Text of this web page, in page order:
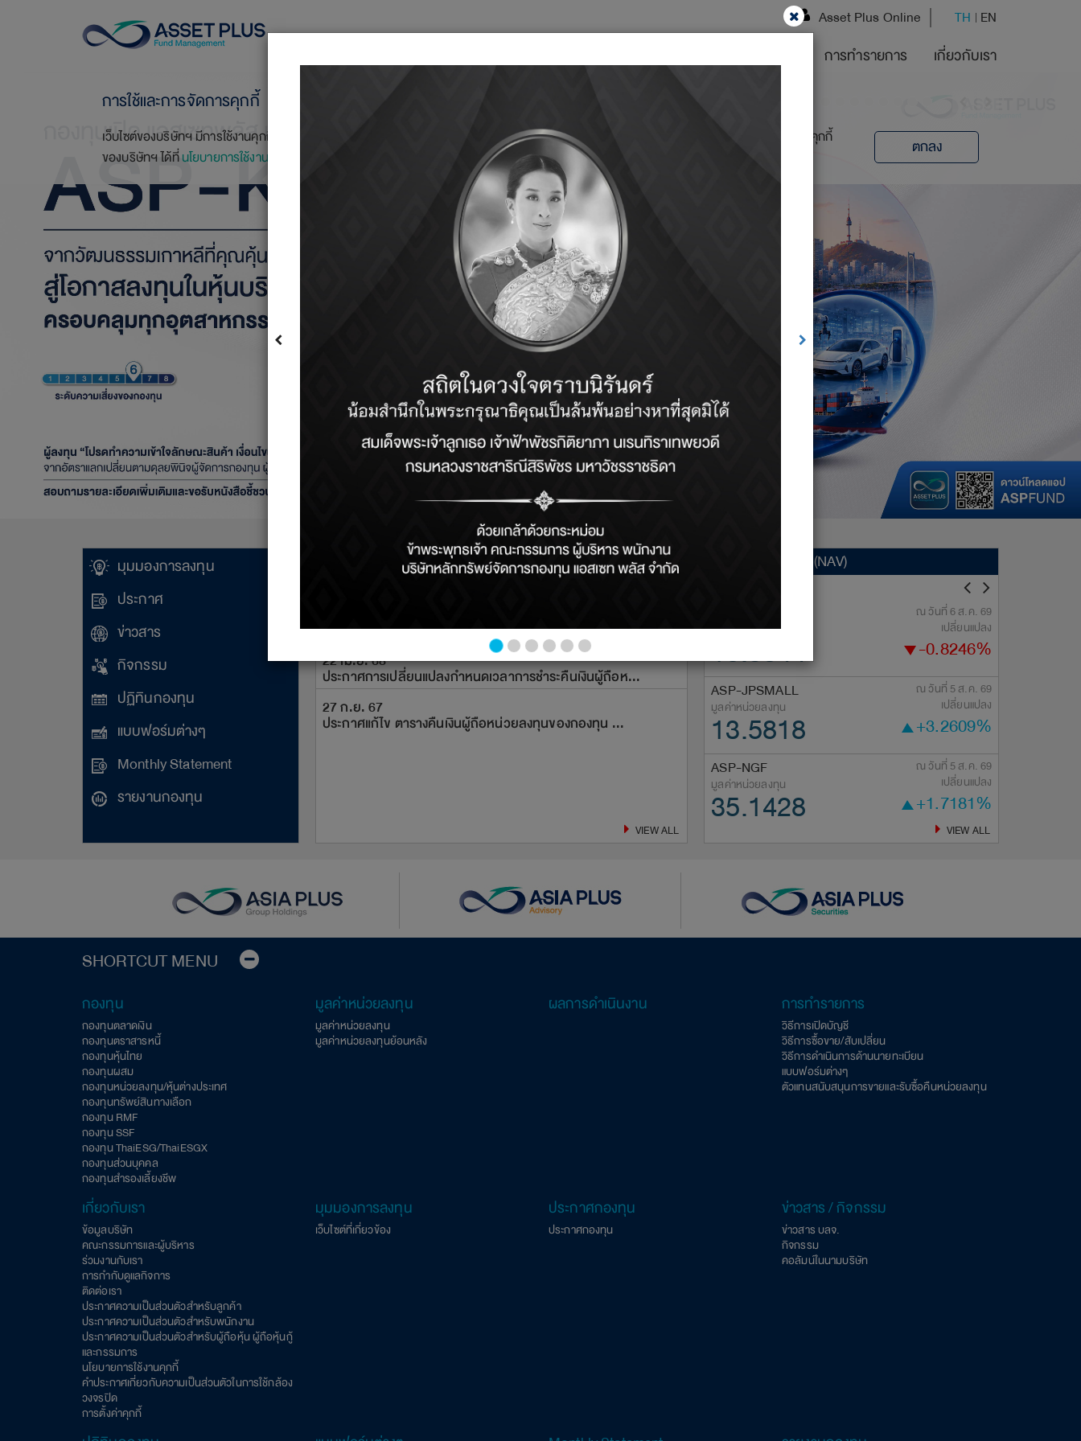
Asset Plus Online TH EN
การทำรายการ เกี่ยวกับเรา
การใช้และการจัดการคุกกี้
เว็บไซต์ของบริษัทฯ มีการใช้งานคุกกี้ (Cookie) เพื่อสร้างประสบการณ์การใช้งานให้ดียิ่งขึ้น ทั้งนี้ คุณสามารถตั้งค่าและศึกษารายละเอียดเกี่ยวกับการใช้คุกกี้
ของบริษัทฯ ได้ที่นโยบายการใช้งานคุกกี้ ตกลง
มุมมองการลงทุน
ประกาศ
ข่าวสาร
กิจกรรม
ปฏิทินกองทุน
แบบฟอร์มต่างๆ
Monthly Statement
รายงานกองทุน
กิจกรรม ประกาศ
ขั้นตอนแจ้งความประสงค์จะใช้สิทธิขอยกเว้นภาษีเงินได...
22 เม.ย. 68
ประกาศการเปลี่ยนแปลงกำหนดเวลาการชำระคืนเงินผู้ถือห...
27 ก.ย. 67
ประกาศแก้ไข ตารางคืนเงินผู้ถือหน่วยลงทุนของกองทุน ...
ประกาศแก้ไข ตารางคืนเงินผู้ถือหน่วยลงทุนของกองทุน ...
27 ก.ย. 67
ประกาศแก้ไข ตารางคืนเงินผู้ถือหน่วยลงทุนของกองทุน ...
27 ก.ย. 67
ประกาศแก้ไข ตารางคืนเงินผู้ถือหน่วยลงทุนของกองทุน ...
VIEW ALL
มูลค่าหน่วยลงทุน (NAV)
มูลค่าหน่วยลงทุน
10.5844
ณ วันที่ 6 ส.ค. 69
เปลี่ยนแปลง
-0.8246%
ASP-JPSMALL
มูลค่าหน่วยลงทุน
13.5818
ณ วันที่ 5 ส.ค. 69
เปลี่ยนแปลง
+3.2609%
ASP-NGF
มูลค่าหน่วยลงทุน
35.1428
ณ วันที่ 5 ส.ค. 69
เปลี่ยนแปลง
+1.7181%
VIEW ALL
SHORTCUT MENU
กองทุน
กองทุนตลาดเงิน
กองทุนตราสารหนี้
กองทุนหุ้นไทย
กองทุนผสม
กองทุนหน่วยลงทุน/หุ้นต่างประเทศ
กองทุนทรัพย์สินทางเลือก
กองทุน RMF
กองทุน SSF
กองทุน ThaiESG/ThaiESGX
กองทุนส่วนบุคคล
กองทุนสำรองเลี้ยงชีพ
มูลค่าหน่วยลงทุน
มูลค่าหน่วยลงทุน
มูลค่าหน่วยลงทุนย้อนหลัง
ผลการดำเนินงาน การทำรายการ
วิธีการเปิดบัญชี
วิธีการซื้อขาย/สับเปลี่ยน
วิธีการดำเนินการด้านนายทะเบียน
แบบฟอร์มต่างๆ
ตัวแทนสนับสนุนการขายและรับซื้อคืนหน่วยลงทุน
เกี่ยวกับเรา
ข้อมูลบริษัท
คณะกรรมการและผู้บริหาร
ร่วมงานกับเรา
การกำกับดูแลกิจการ
ติดต่อเรา
ประกาศความเป็นส่วนตัวสำหรับลูกค้า
ประกาศความเป็นส่วนตัวสำหรับพนักงาน
ประกาศความเป็นส่วนตัวสำหรับผู้ถือหุ้น ผู้ถือหุ้นกู้
และกรรมการ
นโยบายการใช้งานคุกกี้
คำประกาศเกี่ยวกับความเป็นส่วนตัวในการใช้กล้อง
วงจรปิด
การตั้งค่าคุกกี้
มุมมองการลงทุน
เว็บไซต์ที่เกี่ยวข้อง
ประกาศกองทุน
ประกาศกองทุน
ข่าวสาร / กิจกรรม
ข่าวสาร บลจ.
กิจกรรม
คอลัมน์ในนามบริษัท